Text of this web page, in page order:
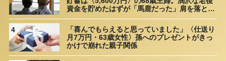
資金を貯めたはずが「馬鹿だった」肩を落とす
4
「喜んでもらえると思っていました」〈仕送り
月7万円・63歳女性〉孫へのプレゼントがきっ
かけで崩れた親子関係